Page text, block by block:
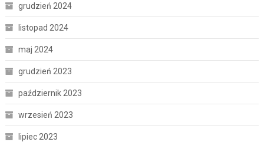
grudzień 2024
listopad 2024
maj 2024
grudzień 2023
październik 2023
wrzesień 2023
lipiec 2023